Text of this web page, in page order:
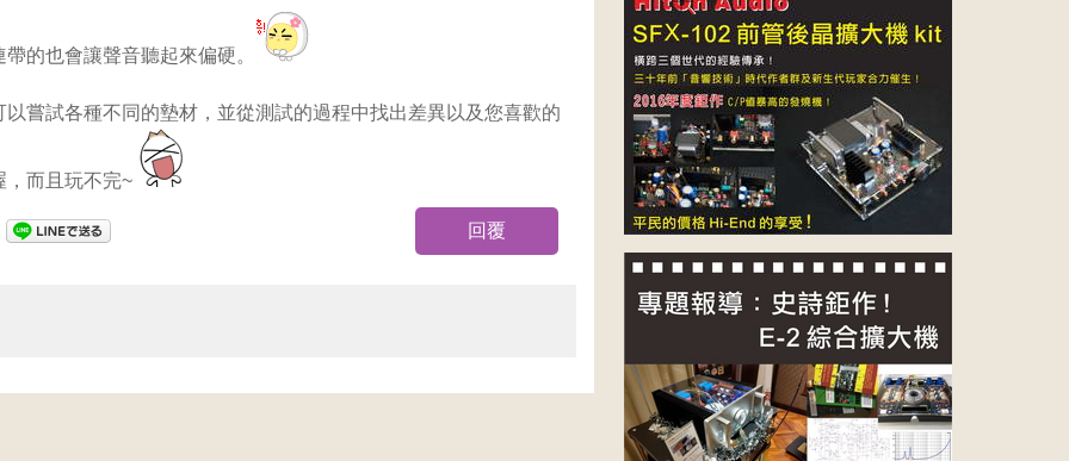
的也會讓聲音聽起來偏硬。
嘗試各種不同的墊材，並從測試的過程中找出差異以及您喜歡的
，而且玩不完~
回覆